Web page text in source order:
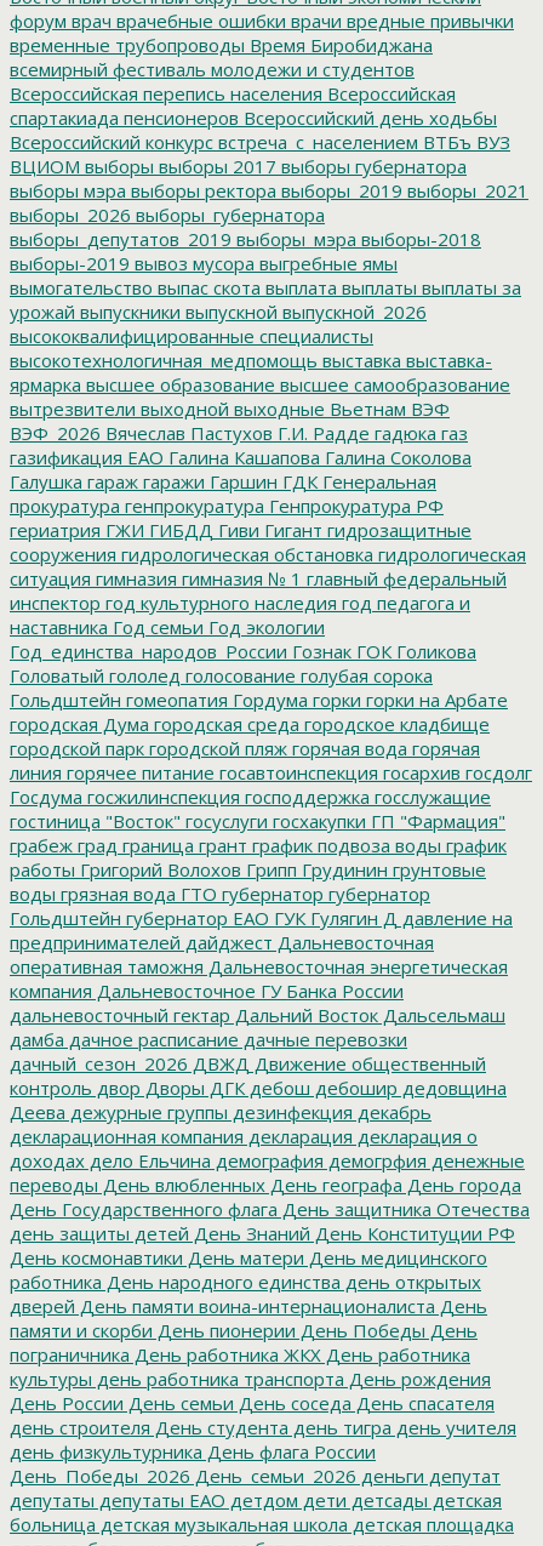
форум врач врачебные ошибки врачи вредные привычки
временные трубопроводы Время Биробиджана
всемирный фестиваль молодежи и студентов
Всероссийская перепись населения Всероссийская
спартакиада пенсионеров Всероссийский день ходьбы
Всероссийский конкурс встреча_с_населением ВТБъ ВУЗ
ВЦИОМ выборы выборы 2017 выборы губернатора
выборы мэра выборы ректора выборы_2019 выборы_2021
выборы_2026 выборы_губернатора
выборы_депутатов_2019 выборы_мэра выборы-2018
выборы-2019 вывоз мусора выгребные ямы
вымогательство выпас скота выплата выплаты выплаты за
урожай выпускники выпускной выпускной_2026
высококвалифицированные специалисты
высокотехнологичная_медпомощь выставка выставка-
ярмарка высшее образование высшее самообразование
вытрезвители выходной выходные Вьетнам ВЭФ
ВЭФ_2026 Вячеслав Пастухов Г.И. Радде гадюка газ
газификация ЕАО Галина Кашапова Галина Соколова
Галушка гараж гаражи Гаршин ГДК Генеральная
прокуратура генпрокуратура Генпрокуратура РФ
гериатрия ГЖИ ГИБДД Гиви Гигант гидрозащитные
сооружения гидрологическая обстановка гидрологическая
ситуация гимназия гимназия № 1 главный федеральный
инспектор год культурного наследия год педагога и
наставника Год семьи Год экологии
Год_единства_народов_России Гознак ГОК Голикова
Головатый гололед голосование голубая сорока
Гольдштейн гомеопатия Гордума горки горки на Арбате
городская Дума городская среда городское кладбище
городской парк городской пляж горячая вода горячая
линия горячее питание госавтоинспекция госархив госдолг
Госдума госжилинспекция господдержка госслужащие
гостиница "Восток" госуслуги госхакупки ГП "Фармация"
грабеж град граница грант график подвоза воды график
работы Григорий Волохов Грипп Грудинин грунтовые
воды грязная вода ГТО губернатор губернатор
Гольдштейн губернатор ЕАО ГУК Гулягин Д давление на
предпринимателей дайджест Дальневосточная
оперативная таможня Дальневосточная энергетическая
компания Дальневосточное ГУ Банка России
дальневосточный гектар Дальний Восток Дальсельмаш
дамба дачное расписание дачные перевозки
дачный_сезон_2026 ДВЖД Движение общественный
контроль двор Дворы ДГК дебош дебошир дедовщина
Деева дежурные группы дезинфекция декабрь
декларационная компания декларация декларация о
доходах дело Ельчина демография демогрфия денежные
переводы День влюбленных День географа День города
День Государственного флага День защитника Отечества
день защиты детей День Знаний День Конституции РФ
День космонавтики День матери День медицинского
работника День народного единства день открытых
дверей День памяти воина-интернационалиста День
памяти и скорби День пионерии День Победы День
пограничника День работника ЖКХ День работника
культуры день работника транспорта День рождения
День России День семьи День соседа День спасателя
день строителя День студента день тигра день учителя
день физкультурника День флага России
День_Победы_2026 День_семьи_2026 деньги депутат
депутаты депутаты ЕАО детдом дети детсады детская
больница детская музыкальная школа детская площадка